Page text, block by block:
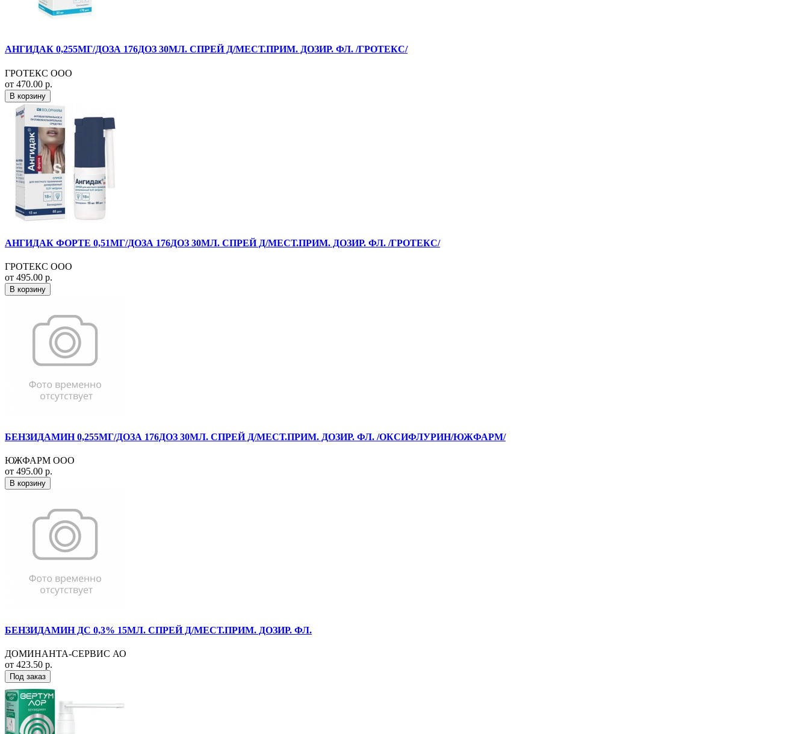
АНГИДАК 0,255МГ/ДОЗА 176ДОЗ 30МЛ. СПРЕЙ Д/МЕСТ.ПРИМ. ДОЗИР. ФЛ. /ГРОТЕКС/
ГРОТЕКС ООО
от 470.00 р.
В корзину
АНГИДАК ФОРТЕ 0,51МГ/ДОЗА 176ДОЗ 30МЛ. СПРЕЙ Д/МЕСТ.ПРИМ. ДОЗИР. ФЛ. /ГРОТЕКС/
ГРОТЕКС ООО
от 495.00 р.
В корзину
БЕНЗИДАМИН 0,255МГ/ДОЗА 176ДОЗ 30МЛ. СПРЕЙ Д/МЕСТ.ПРИМ. ДОЗИР. ФЛ. /ОКСИФЛУРИН/ЮЖФАРМ/
ЮЖФАРМ ООО
от 495.00 р.
В корзину
БЕНЗИДАМИН ДС 0,3% 15МЛ. СПРЕЙ Д/МЕСТ.ПРИМ. ДОЗИР. ФЛ.
ДОМИНАНТА-СЕРВИС АО
от 423.50 р.
Под заказ